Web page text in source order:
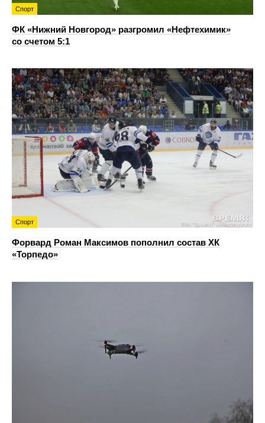
Спорт
ФК «Нижний Новгород» разгромил «Нефтехимик»
со счетом 5:1
Спорт
Форвард Роман Максимов пополнил состав ХК
«Торпедо»